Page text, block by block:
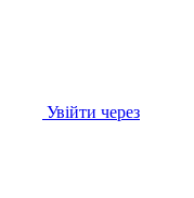
Увійти через